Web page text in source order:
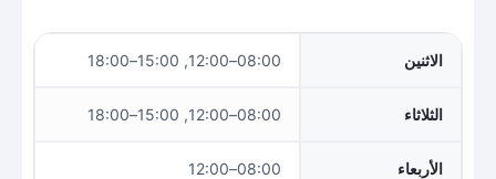
الاثنين 08:00–12:00, 15:00–18:00
الثلاثاء 08:00–12:00, 15:00–18:00
الأربعاء 08:00–12:00